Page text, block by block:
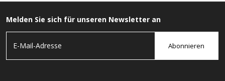
Melden Sie sich für unseren Newsletter an
Abonnieren